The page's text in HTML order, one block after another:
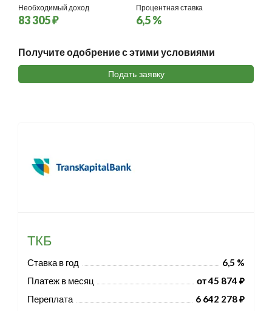
Необходимый доход
83 305 ₽
Процентная ставка
6,5 %
Получите одобрение с этими условиями
Подать заявку
ТКБ
Ставка в год
6,5 %
Платеж в месяц
от 45 874 ₽
Переплата
6 642 278 ₽